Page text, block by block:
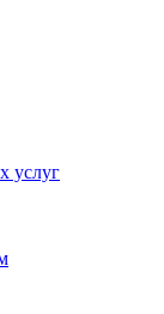
услуг